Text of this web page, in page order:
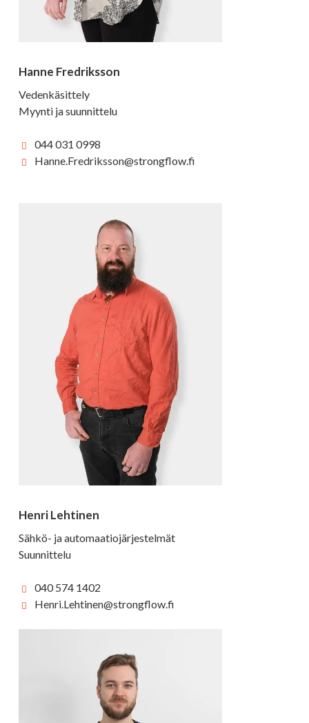
Hanne Fredriksson
Vedenkäsittely
Myynti ja suunnittelu
044 031 0998
Hanne.Fredriksson@strongflow.fi
Henri Lehtinen
Sähkö- ja automaatiojärjestelmät
Suunnittelu
040 574 1402
Henri.Lehtinen@strongflow.fi